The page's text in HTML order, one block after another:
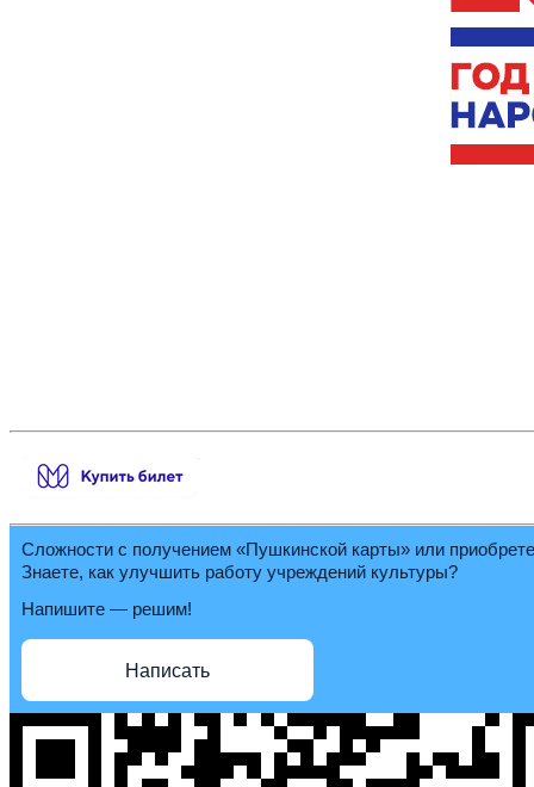
Сложности с получением «Пушкинской карты» или
Знаете, как улучшить работу учреждений культуры?
Напишите — решим!
Написать